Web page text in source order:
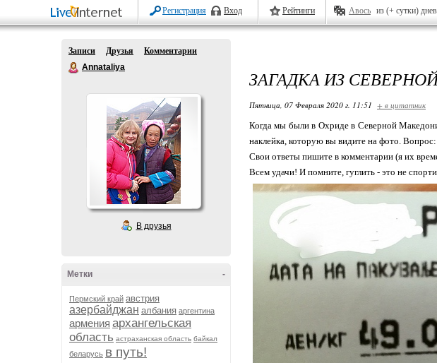
Регистрация Вход Рейтинги Авось из (+ сутки)
Записи Друзья
Комментарии
Annataliya
В друзья
-
Метки
Пермский край австрия
азербайджан албания аргентина
армения архангельская
область астраханская область байкал
беларусь в путь!
ЗАГАДКА ИЗ
Пятница, 07 Февраля 2020 г. 11:51 + в цитатник
Когда мы были в Охриде в Северной
наклейка, которую вы видите на фото. Вопрос:
Свои ответы пишите в комментарии (я их
Всем удачи! И помните, гуглить - это не